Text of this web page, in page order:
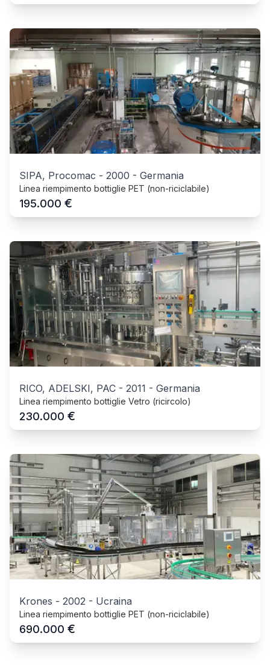
SIPA, Procomac - 2000 - Germania
Linea riempimento bottiglie PET (non-riciclabile)
195.000 €
RICO, ADELSKI, PAC - 2011 - Germania
Linea riempimento bottiglie Vetro (ricircolo)
230.000 €
Krones - 2002 - Ucraina
Linea riempimento bottiglie PET (non-riciclabile)
690.000 €